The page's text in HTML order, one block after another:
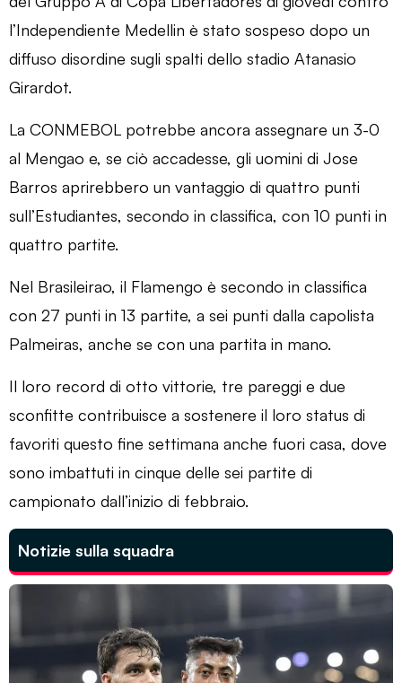
l’Independiente Medellin è stato sospeso dopo un
diffuso disordine sugli spalti dello stadio Atanasio
Girardot.
La CONMEBOL potrebbe ancora assegnare un 3-0
al Mengao e, se ciò accadesse, gli uomini di Jose
Barros aprirebbero un vantaggio di quattro punti
sull’Estudiantes, secondo in classifica, con 10 punti in
quattro partite.
Nel Brasileirao, il Flamengo è secondo in classifica
con 27 punti in 13 partite, a sei punti dalla capolista
Palmeiras, anche se con una partita in mano.
Il loro record di otto vittorie, tre pareggi e due
sconfitte contribuisce a sostenere il loro status di
favoriti questo fine settimana anche fuori casa, dove
sono imbattuti in cinque delle sei partite di
campionato dall’inizio di febbraio.
Notizie sulla squadra